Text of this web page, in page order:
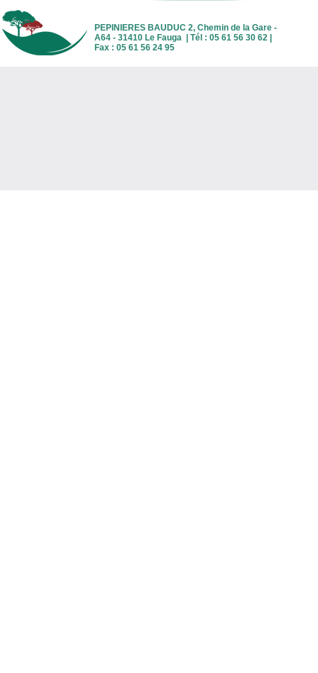
PEPINIERES BAUDUC 2, Chemin de la Gare -
A64 - 31410 Le Fauga | Tél : 05 61 56 30 62 |
Fax : 05 61 56 24 95